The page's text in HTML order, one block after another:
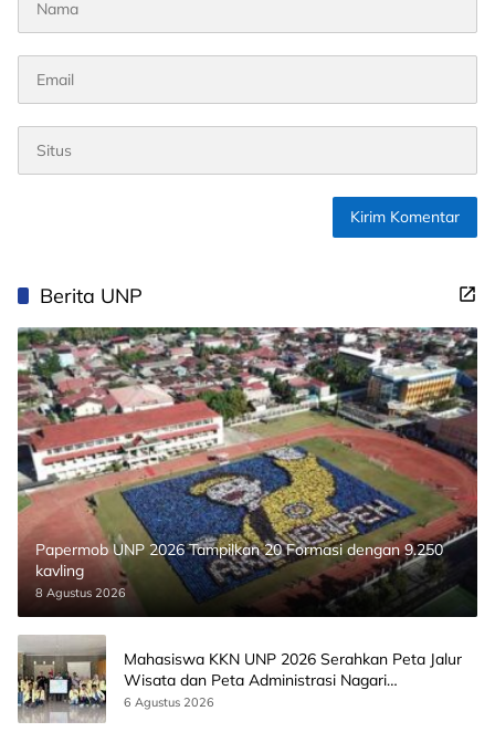
Berita UNP
Papermob UNP 2026 Tampilkan 20 Formasi dengan 9.250
kavling
8 Agustus 2026
Mahasiswa KKN UNP 2026 Serahkan Peta Jalur
Wisata dan Peta Administrasi Nagari
Paninggahan
6 Agustus 2026